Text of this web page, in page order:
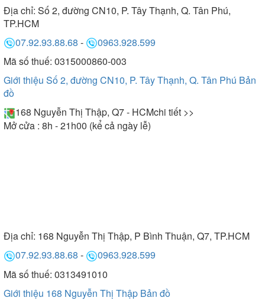
Địa chỉ: Số 2, đường CN10, P. Tây Thạnh, Q. Tân Phú,
TP.HCM
07.92.93.88.68 -
0963.928.599
Mã số thuế: 0315000860-003
Giới thiệu Số 2, đường CN10, P. Tây Thạnh, Q. Tân Phú Bản
đồ
168 Nguyễn Thị Thập, Q7 - HCMchi tiết >>
Mở cửa : 8h - 21h00 (kể cả ngày lễ)
Địa chỉ: 168 Nguyễn Thị Thập, P Bình Thuận, Q7, TP.HCM
07.92.93.88.68 -
0963.928.599
Mã số thuế: 0313491010
Giới thiệu 168 Nguyễn Thị Thập Bản đồ